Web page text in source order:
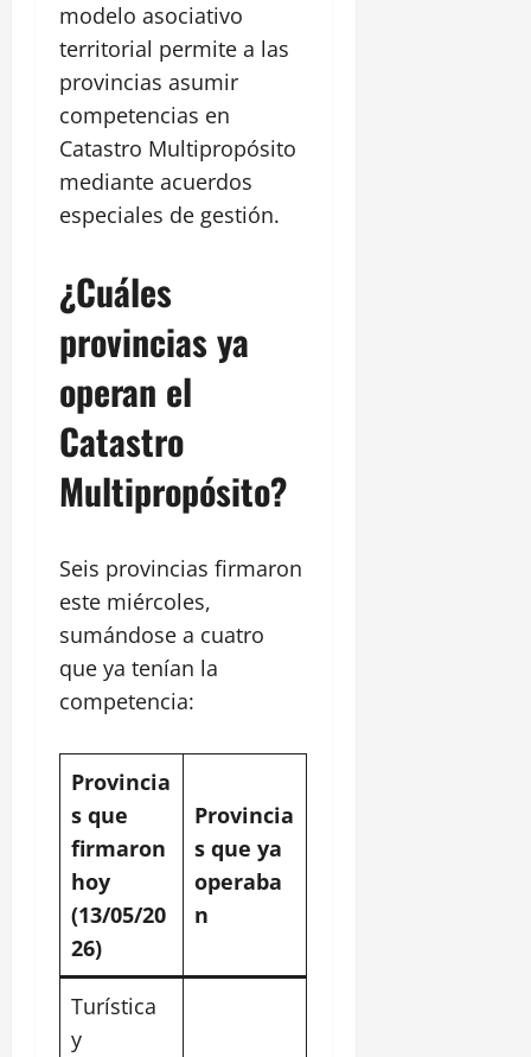
modelo asociativo
territorial permite a las
provincias asumir
competencias en
Catastro Multipropósito
mediante acuerdos
especiales de gestión.
¿Cuáles
provincias ya
operan el
Catastro
Multipropósito?
Seis provincias firmaron
este miércoles,
sumándose a cuatro
que ya tenían la
competencia:
Provincia
s que
firmaron
hoy
(13/05/20
26)
Provincia
s que ya
operaba
n
Turística
y